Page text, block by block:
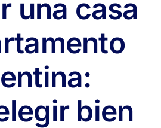
una casa
bien